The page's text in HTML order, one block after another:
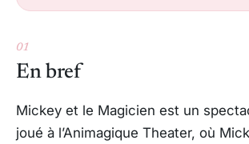
01
En bref
Mickey et le Magicien est un
joué à l’Animagique Theater, où